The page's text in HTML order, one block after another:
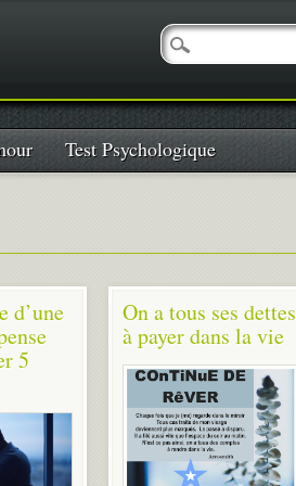
Test Psychologique
d’une
5
On a tous ses dettes
à payer dans la vie